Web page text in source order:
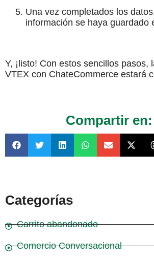
Una vez completados los
información se haya guardado
Y, ¡listo! Con estos sencillos pasos,
VTEX con ChateCommerce estará
Compartir en:
Categorías
Carrito abandonado
Comercio Conversacional